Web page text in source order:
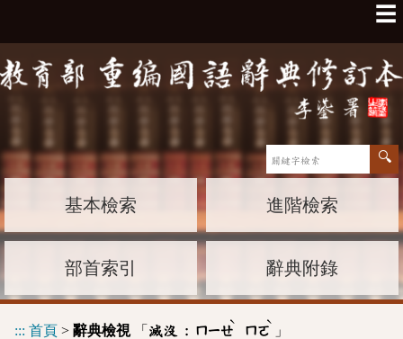
☰
基本檢索 進階檢索
部首索引 辭典附錄
::: 首頁 > 辭典檢視「 滅沒 : ㄇㄧㄝ
ˋ
ㄇㄛ
ˋ
」